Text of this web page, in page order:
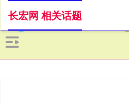
长宏网 相关话题